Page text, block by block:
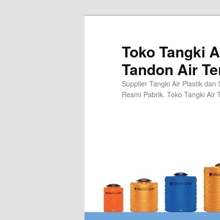
Toko Tangki
Tandon Air
Supplier Tangki Air Plastik
Resmi Pabrik. Toko Tangki Air